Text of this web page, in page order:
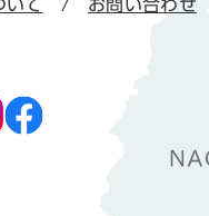
いて お問い合わせ